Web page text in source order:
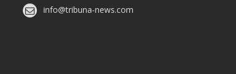
info@tribuna-news.com